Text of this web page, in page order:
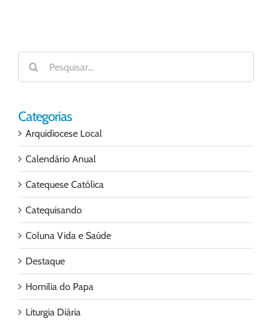
Buscar
resultados
para:
Categorias
Arquidiocese Local
Calendário Anual
Catequese Católica
Catequisando
Coluna Vida e Saúde
Destaque
Homilia do Papa
Liturgia Diária